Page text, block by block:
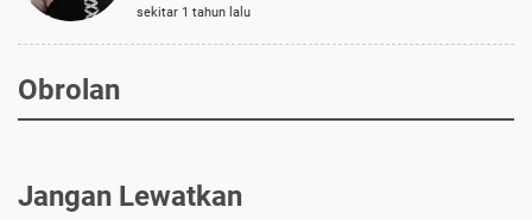
sekitar 1 tahun lalu
Obrolan
Jangan Lewatkan